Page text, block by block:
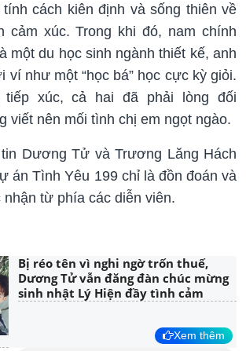
cách kiên định và sống thiên về
cảm xúc. Trong khi đó, nam chính
một du học sinh ngành thiết kế, anh
như một “học bá” học cực kỳ giỏi.
tiếp xúc, cả hai đã phải lòng đối
viết nên mối tình chị em ngọt ngào.
Dương Tử và Trương Lăng Hách
án Tình Yêu 199 chỉ là đồn đoán và
từ phía các diễn viên.
Bị réo tên vì nghi ngờ trốn thuế,
Dương Tử vẫn đăng đàn chúc mừng
sinh nhật Lý Hiện đầy tình cảm
Xem thêm